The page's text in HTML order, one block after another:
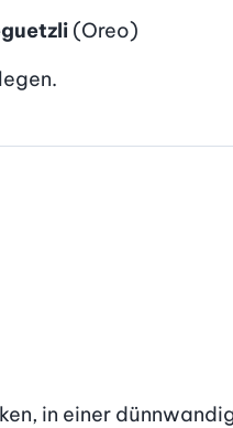
(Oreo)
in einer